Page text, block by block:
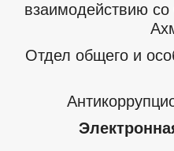
взаимодействию
Отдел общего и